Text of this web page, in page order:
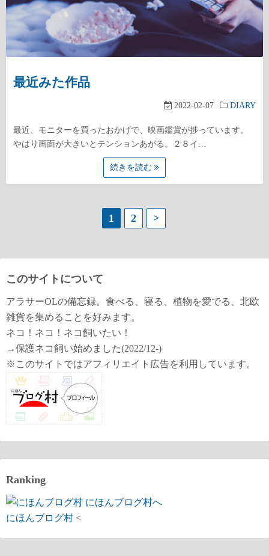
最近みた作品
2022-02-07 DIARY
最近、モニターを買ったおかげで、映画鑑賞が捗っています。
やはり画面が大きいとテンションあがる。２８イ…
続きを読む
ペ
ー
ジ
送
り
1 2 >
このサイトについて
アラサーOLの備忘録。食べる、寝る、植物を愛でる、北欧
雑貨を集めることを好みます。
ネコ！ネコ！ネコ飼いたい！
→保護ネコ飼い始めました(2022/12-)
※このサイトではアフィリエイト広告を利用しています。
Ranking
にほんブログ村 <